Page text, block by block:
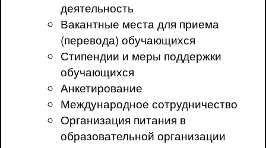
деятельность
Вакантные места для приема
(перевода) обучающихся
Стипендии и меры поддержки
обучающихся
Анкетирование
Международное сотрудничество
Организация питания в
образовательной организации